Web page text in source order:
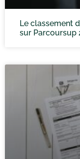
Le classement
sur Parcoursup